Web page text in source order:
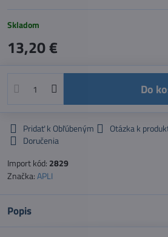
Skladom
13,20 €
Do
Pridať k Obľúbeným Otázka k
Doručenia
Import kód: 2829
Značka:APLI
Popis